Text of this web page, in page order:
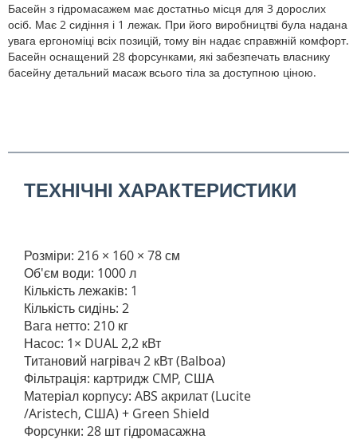
Басейн з гідромасажем має достатньо місця для 3 дорослих
осіб. Має 2 сидіння і 1 лежак. При його виробництві була надана
увага ергономіці всіх позицій, тому він надає справжній комфорт.
Басейн оснащений 28 форсунками, які забезпечать власнику
басейну детальний масаж всього тіла за доступною ціною.
ТЕХНІЧНІ ХАРАКТЕРИСТИКИ
Розміри: 216 × 160 × 78 см
Об'єм води: 1000 л
Кількість лежаків: 1
Кількість сидінь: 2
Вага нетто: 210 кг
Насос: 1× DUAL 2,2 кВт
Титановий нагрівач 2 кВт (Balboa)
Фільтрація: картридж CMP, США
Матеріал корпусу: ABS акрилат (Lucite
/Aristech, США) + Green Shield
Форсунки: 28 шт гідромасажна